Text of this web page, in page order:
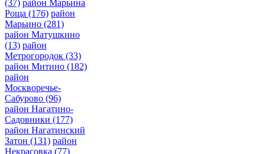
(37) район Марьина
Роща (176) район
Марьино (281)
район Матушкино
(13) район
Метрогородок (33)
район Митино (182)
район
Москворечье-
Сабурово (96)
район Нагатино-
Садовники (177)
район Нагатинский
Затон (131) район
Некрасовка (77)